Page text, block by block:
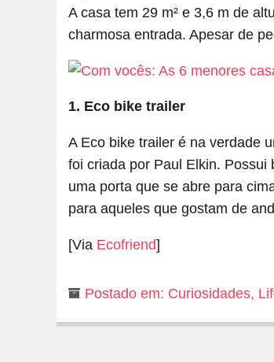
A casa tem 29 m² e 3,6 m de
charmosa entrada. Apesar de
1. Eco bike trailer
A Eco bike trailer é na verdade
foi criada por Paul Elkin.
uma porta que se abre para
para aqueles que gostam de
[Via Ecofriend]
Postado em: Curiosidades,